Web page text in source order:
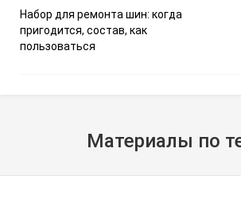
Набор для ремонта шин: когда
пригодится, состав, как
пользоваться
Материалы по